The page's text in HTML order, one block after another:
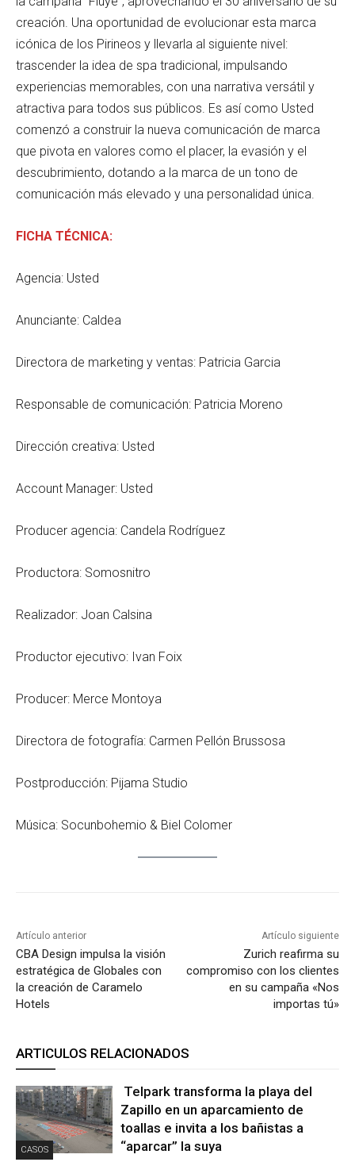
creación. Una oportunidad de evolucionar esta marca
icónica de los Pirineos y llevarla al siguiente nivel:
trascender la idea de spa tradicional, impulsando
experiencias memorables, con una narrativa versátil y
atractiva para todos sus públicos. Es así como Usted
comenzó a construir la nueva comunicación de marca
que pivota en valores como el placer, la evasión y el
descubrimiento, dotando a la marca de un tono de
comunicación más elevado y una personalidad única.
FICHA TÉCNICA:
Agencia: Usted
Anunciante: Caldea
Directora de marketing y ventas: Patricia Garcia
Responsable de comunicación: Patricia Moreno
Dirección creativa: Usted
Account Manager: Usted
Producer agencia: Candela Rodríguez
Productora: Somosnitro
Realizador: Joan Calsina
Productor ejecutivo: Ivan Foix
Producer: Merce Montoya
Directora de fotografía: Carmen Pellón Brussosa
Postproducción: Pijama Studio
Música: Socunbohemio & Biel Colomer
Artículo anterior
CBA Design impulsa la visión
estratégica de Globales con
la creación de Caramelo
Hotels
Artículo siguiente
Zurich reafirma su
compromiso con los clientes
en su campaña «Nos
importas tú»
ARTICULOS RELACIONADOS
CASOS
Telpark transforma la playa del
Zapillo en un aparcamiento de
toallas e invita a los bañistas a
“aparcar” la suya